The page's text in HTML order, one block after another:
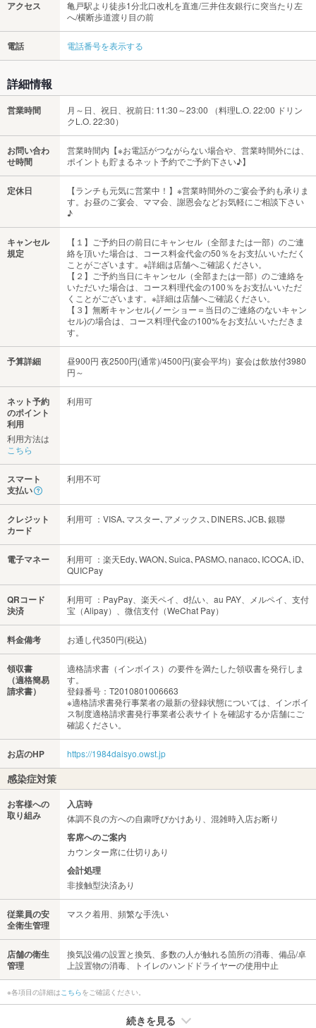
アクセス
亀戸駅より徒歩1分北口改札を直進/三井住友銀行に突当たり左
へ/横断歩道渡り目の前
電話 電話番号を表示する
詳細情報
営業時間
月～日、祝日、祝前日: 11:30～23:00 （料理L.O. 22:00 ドリン
クL.O. 22:30）
お問い合わ
せ時間
営業時間内【※お電話がつながらない場合や、営業時間外には、
ポイントも貯まるネット予約でご予約下さい♪】
定休日
【ランチも元気に営業中！】※営業時間外のご宴会予約も承りま
す。お昼のご宴会、ママ会、謝恩会などお気軽にご相談下さい
♪
キャンセル
規定
【１】ご予約日の前日にキャンセル（全部または一部）のご連
絡を頂いた場合は、コース料金代金の50％をお支払いいただく
ことがございます。※詳細は店舗へご確認ください。
【２】ご予約当日にキャンセル（全部または一部）のご連絡を
いただいた場合は、コース料理代金の100％をお支払いいただ
くことがございます。※詳細は店舗へご確認ください。
【３】無断キャンセル(ノーショー＝当日のご連絡のないキャン
セル)の場合は、コース料理代金の100%をお支払いいただきま
す。
予算詳細
昼900円 夜2500円(通常)/4500円(宴会平均）宴会は飲放付3980
円～
ネット予約
のポイント
利用
利用方法は
こちら
利用可
スマート
支払い
利用不可
クレジット
カード
利用可 ：VISA､マスター､アメックス､DINERS､JCB､銀聯
電子マネー
利用可 ：楽天Edy､WAON､Suica､PASMO､nanaco､ICOCA､iD､
QUICPay
QRコード
決済
利用可 ：PayPay、楽天ペイ、d払い、au PAY、メルペイ、支付
宝（Alipay）、微信支付（WeChat Pay）
料金備考 お通し代350円(税込)
領収書
（適格簡易
請求書）
適格請求書（インボイス）の要件を満たした領収書を発行しま
す。
登録番号：T2010801006663
※適格請求書発行事業者の最新の登録状態については、インボイ
ス制度適格請求書発行事業者公表サイトを確認するか店舗にご
確認ください。
お店のHP https://1984daisyo.owst.jp
感染症対策
お客様への
取り組み
入店時
体調不良の方への自粛呼びかけあり、混雑時入店お断り
客席へのご案内
カウンター席に仕切りあり
会計処理
非接触型決済あり
従業員の安
全衛生管理
マスク着用、頻繁な手洗い
店舗の衛生
管理
換気設備の設置と換気、多数の人が触れる箇所の消毒、備品/卓
上設置物の消毒、トイレのハンドドライヤーの使用中止
※各項目の詳細はこちらをご確認ください。
続きを見る